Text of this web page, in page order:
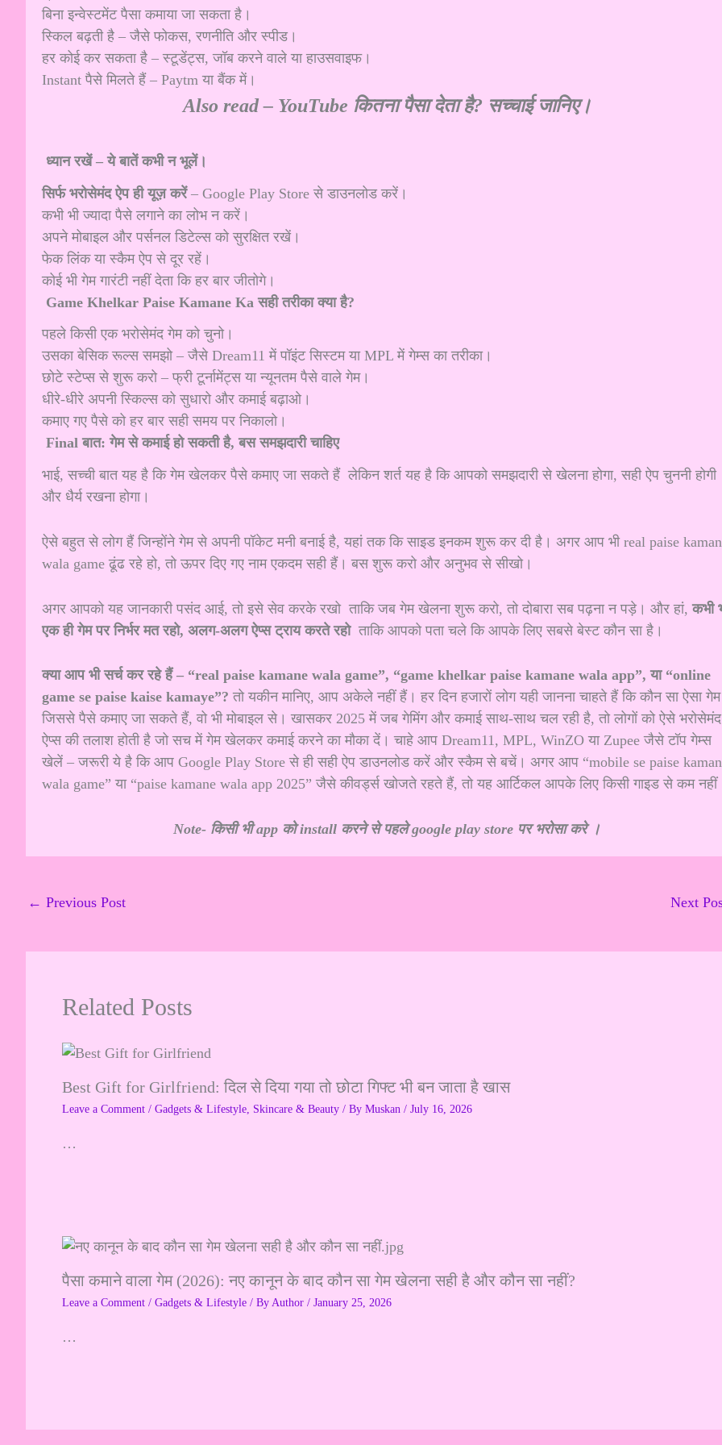
बिना इन्वेस्टमेंट पैसा कमाया जा सकता है।
स्किल बढ़ती है – जैसे फोकस, रणनीति और स्पीड।
हर कोई कर सकता है – स्टूडेंट्स, जॉब करने वाले या हाउसवाइफ।
Instant पैसे मिलते हैं – Paytm या बैंक में।
Also read – YouTube कितना पैसा देता है? सच्चाई जानिए।
ध्यान रखें – ये बातें कभी न भूलें।
सिर्फ भरोसेमंद ऐप ही यूज़ करें– Google Play Store से डाउनलोड करें।
कभी भी ज्यादा पैसे लगाने का लोभ न करें।
अपने मोबाइल और पर्सनल डिटेल्स को सुरक्षित रखें।
फेक लिंक या स्कैम ऐप से दूर रहें।
कोई भी गेम गारंटी नहीं देता कि हर बार जीतोगे।
Game Khelkar Paise Kamane Ka सही तरीका क्या है?
पहले किसी एक भरोसेमंद गेम को चुनो।
उसका बेसिक रूल्स समझो – जैसे Dream11 में पॉइंट सिस्टम या MPL में गेम्स का तरीका।
छोटे स्टेप्स से शुरू करो – फ्री टूर्नामेंट्स या न्यूनतम पैसे वाले गेम।
धीरे-धीरे अपनी स्किल्स को सुधारो और कमाई बढ़ाओ।
कमाए गए पैसे को हर बार सही समय पर निकालो।
Final बात: गेम से कमाई हो सकती है, बस समझदारी चाहिए
भाई, सच्ची बात यह है कि गेम खेलकर पैसे कमाए जा सकते हैं लेकिन शर्त यह है कि आपको समझदारी से खेलना होगा, सही ऐप चुननी होगी
और धैर्य रखना होगा।
ऐसे बहुत से लोग हैं जिन्होंने गेम से अपनी पॉकेट मनी बनाई है, यहां तक कि साइड इनकम शुरू कर दी है। अगर आप भी real paise
wala game ढूंढ रहे हो, तो ऊपर दिए गए नाम एकदम सही हैं। बस शुरू करो और अनुभव से सीखो।
अगर आपको यह जानकारी पसंद आई, तो इसे सेव करके रखो ताकि जब गेम खेलना शुरू करो, तो दोबारा सब पढ़ना न पड़े। और हां,कभी
एक ही गेम पर निर्भर मत रहो, अलग-अलग ऐप्स ट्राय करते रहोताकि आपको पता चले कि आपके लिए सबसे बेस्ट कौन सा है।
क्या आप भी सर्च कर रहे हैं – “real paise kamane wala game”, “game khelkar paise kamane wala app”, या “online
game se paise kaise kamaye”? तो यकीन मानिए, आप अकेले नहीं हैं। हर दिन हजारों लोग यही जानना चाहते हैं कि कौन सा ऐसा
जिससे पैसे कमाए जा सकते हैं, वो भी मोबाइल से। खासकर 2025 में जब गेमिंग और कमाई साथ-साथ चल रही है, तो लोगों को ऐसे भरोसेमंद
ऐप्स की तलाश होती है जो सच में गेम खेलकर कमाई करने का मौका दें। चाहे आप Dream11, MPL, WinZO या Zupee जैसे टॉप गेम्स
खेलें – जरूरी ये है कि आप Google Play Store से ही सही ऐप डाउनलोड करें और स्कैम से बचें। अगर आप “mobile se paise
wala game” या “paise kamane wala app 2025” जैसे कीवर्ड्स खोजते रहते हैं, तो यह आर्टिकल आपके लिए किसी गाइड से कम
Note- किसी भी app को install करने से पहलेgoogle play store पर भरोसा करे ।
← Previous Post Next
Related Posts
Best Gift for Girlfriend: दिल से दिया गया तो छोटा गिफ्ट भी बन जाता है खास
Leave a Comment / Gadgets & Lifestyle, Skincare & Beauty / By Muskan / July 16, 2026
…
पैसा कमाने वाला गेम (2026): नए कानून के बाद कौन सा गेम खेलना सही है और कौन सा नहीं?
Leave a Comment / Gadgets & Lifestyle / By Author / January 25, 2026
…